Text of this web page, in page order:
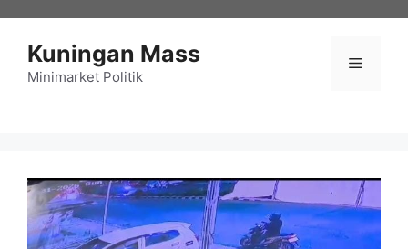
Kuningan Mass
Minimarket Politik
Menu